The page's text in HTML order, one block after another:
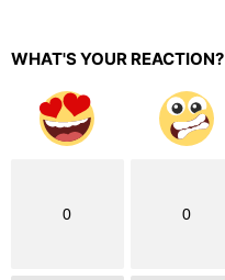
WHAT'S YOUR REACTION?
0 0